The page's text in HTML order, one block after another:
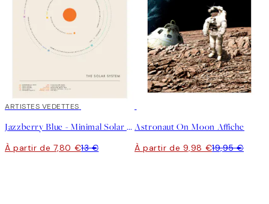
40%*
ARTISTES VEDETTES
Jazzberry Blue - Minimal Solar System Affiche
À partir de 7,80 €13 €
Astronaut On Moon Affiche
À partir de 9,98 €19,95 €